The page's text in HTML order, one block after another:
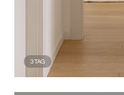
3TAG